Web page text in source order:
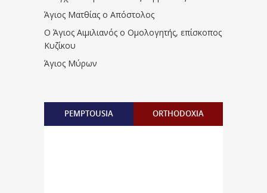
Άγιος Ματθίας ο Απόστολος
Ο Άγιος Αιμιλιανός ο Ομολογητής, επίσκοπος
Κυζίκου
Άγιος Μύρων
PEMPTOUSIA ORTHODOXIA